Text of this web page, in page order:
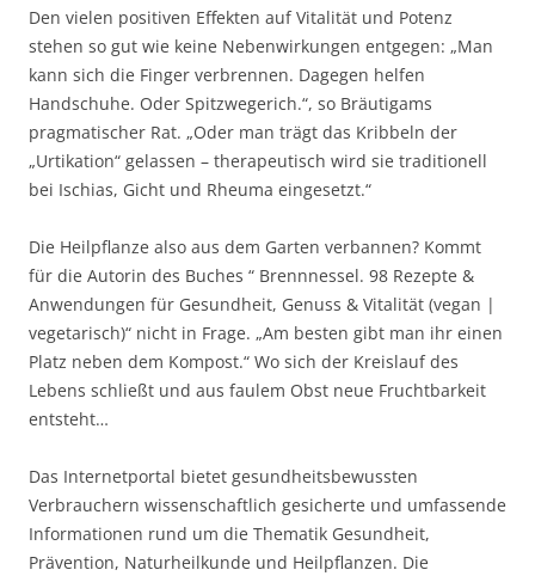
Den vielen positiven Effekten auf Vitalität und Potenz
stehen so gut wie keine Nebenwirkungen entgegen: „Man
kann sich die Finger verbrennen. Dagegen helfen
Handschuhe. Oder Spitzwegerich.“, so Bräutigams
pragmatischer Rat. „Oder man trägt das Kribbeln der
„Urtikation“ gelassen – therapeutisch wird sie traditionell
bei Ischias, Gicht und Rheuma eingesetzt.“
Die Heilpflanze also aus dem Garten verbannen? Kommt
für die Autorin des Buches “ Brennnessel. 98 Rezepte &
Anwendungen für Gesundheit, Genuss & Vitalität (vegan |
vegetarisch)“ nicht in Frage. „Am besten gibt man ihr einen
Platz neben dem Kompost.“ Wo sich der Kreislauf des
Lebens schließt und aus faulem Obst neue Fruchtbarkeit
entsteht…
Das Internetportal bietet gesundheitsbewussten
Verbrauchern wissenschaftlich gesicherte und umfassende
Informationen rund um die Thematik Gesundheit,
Prävention, Naturheilkunde und Heilpflanzen. Die